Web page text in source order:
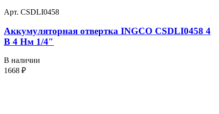
Арт. CSDLI0458
Аккумуляторная отвертка INGCO CSDLI0458 4
В 4 Нм 1/4″
В наличии
1668 ₽